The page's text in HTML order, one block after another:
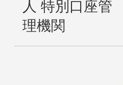
人 特別口座管
理機関